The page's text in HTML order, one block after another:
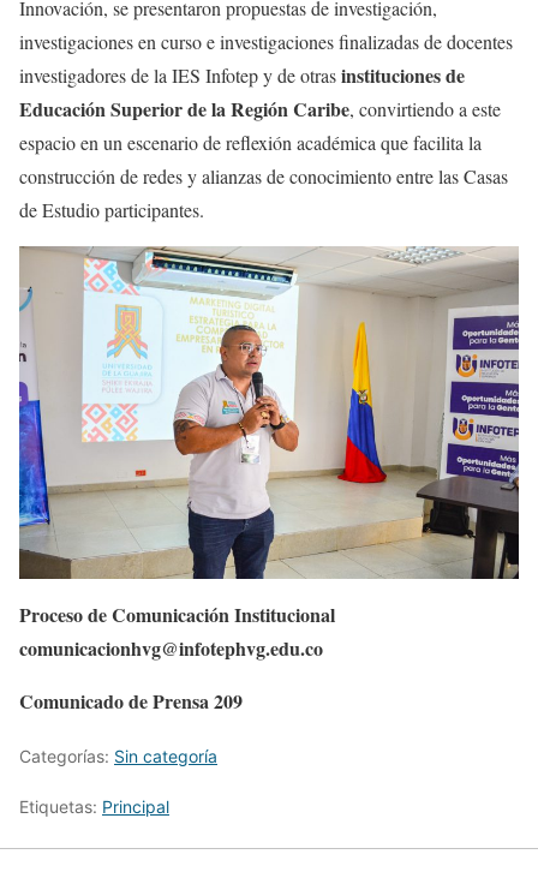
Innovación, se presentaron propuestas de investigación,
investigaciones en curso e investigaciones finalizadas de docentes
investigadores de la IES Infotep y de otrasinstituciones de
Educación Superior de la Región Caribe, convirtiendo a este
espacio en un escenario de reflexión académica que facilita la
construcción de redes y alianzas de conocimiento entre las Casas
de Estudio participantes.
Proceso de Comunicación Institucional
comunicacionhvg@infotephvg.edu.co
Comunicado de Prensa 209
Categorías: Sin categoría
Etiquetas: Principal